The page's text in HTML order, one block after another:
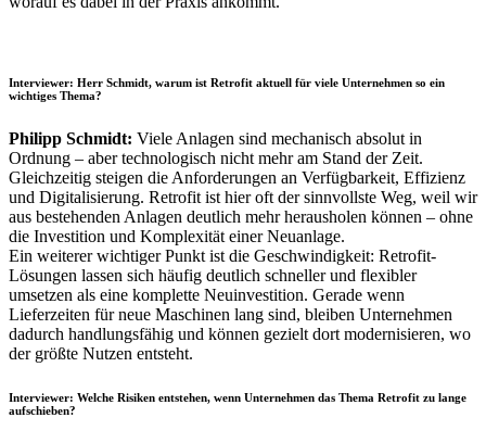
Interviewer: Herr Schmidt, warum ist Retrofit aktuell für viele Unternehmen so ein
wichtiges Thema?
Philipp Schmidt: Viele Anlagen sind mechanisch absolut in
Ordnung – aber technologisch nicht mehr am Stand der Zeit.
Gleichzeitig steigen die Anforderungen an Verfügbarkeit, Effizienz
und Digitalisierung. Retrofit ist hier oft der sinnvollste Weg, weil wir
aus bestehenden Anlagen deutlich mehr herausholen können – ohne
die Investition und Komplexität einer Neuanlage.
Ein weiterer wichtiger Punkt ist die Geschwindigkeit: Retrofit-
Lösungen lassen sich häufig deutlich schneller und flexibler
umsetzen als eine komplette Neuinvestition. Gerade wenn
Lieferzeiten für neue Maschinen lang sind, bleiben Unternehmen
dadurch handlungsfähig und können gezielt dort modernisieren, wo
der größte Nutzen entsteht.
Interviewer: Welche Risiken entstehen, wenn Unternehmen das Thema Retrofit zu lange
aufschieben?